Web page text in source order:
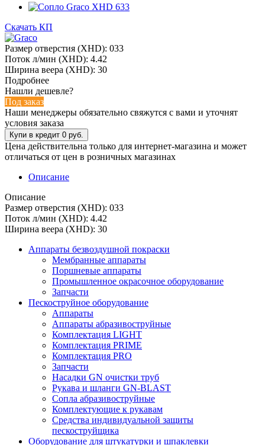
Скачать КП
Размер отверстия (XHD): 033
Поток л/мин (XHD): 4.42
Ширина веера (XHD): 30
Подробнее
Нашли дешевле?
Под заказ
Наши менеджеры обязательно свяжутся с вами и уточнят
условия заказа
Цена действительна только для интернет-магазина и может
отличаться от цен в розничных магазинах
Описание
Описание
Размер отверстия (XHD): 033
Поток л/мин (XHD): 4.42
Ширина веера (XHD): 30
Аппараты безвоздушной покраски
Мембранные аппараты
Поршневые аппараты
Промышленное окрасочное оборудование
Запчасти
Пескоструйное оборудование
Аппараты
Аппараты абразивоструйные
Комплектация LIGHT
Комплектация PRIME
Комплектация PRO
Запчасти
Насадки GN очистки труб
Рукава и шланги GN-BLAST
Сопла абразивоструйные
Комплектующие к рукавам
Средства индивидуальной защиты
пескоструйщика
Оборудование для штукатурки и шпаклевки